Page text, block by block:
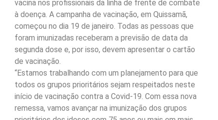
vacina nos profissionais da linha de frente de combate
à doença. A campanha de vacinação, em Quissamã,
começou no dia 19 de janeiro. Todas as pessoas que
foram imunizadas receberam a previsão de data da
segunda dose e, por isso, devem apresentar o cartão
de vacinação.
“Estamos trabalhando com um planejamento para que
todos os grupos prioritários sejam respeitados neste
início de vacinação contra a Covid-19. Com essa nova
remessa, vamos avançar na imunização dos grupos